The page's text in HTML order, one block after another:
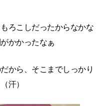
ろこしだったからなかな
かかったなぁ
から、そこまでしっかり
汗）